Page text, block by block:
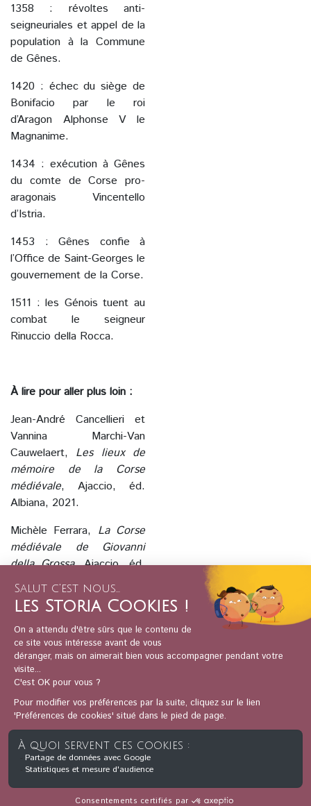
1358 : révoltes anti-
seigneuriales et appel de la
population à la Commune
de Gênes.
1420 : échec du siège de
Bonifacio par le roi
d’Aragon Alphonse V le
Magnanime.
1434 : exécution à Gênes
du comte de Corse pro-
aragonais Vincentello
d’Istria.
1453 : Gênes confie à
l’Office de Saint-Georges le
gouvernement de la Corse.
1511 : les Génois tuent au
combat le seigneur
Rinuccio della Rocca.
À lire pour aller plus loin :
Jean-André Cancellieri et
Vannina Marchi-Van
Cauwelaert, Les lieux de
mémoire de la Corse
médiévale, Ajaccio, éd.
Albiana, 2021.
Michèle Ferrara, La Corse
médiévale de Giovanni
della Grossa, Ajaccio, éd.
Albiana, 2024.
Antoine Franzini,La Corse
du XVe siècle. Politique et
société. 1433‑1453 ,
Ajaccio, éd. A. Piazzola,
2005.
Antoine‑Marie Graziani
(introduction, traduction et
notes),
Grossa. Pier’Antonio
Monteggiani. Chronique
de la Corse des origines à